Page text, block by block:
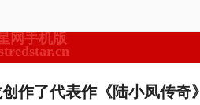
网手机版
作了代表作《陆小凤传奇》